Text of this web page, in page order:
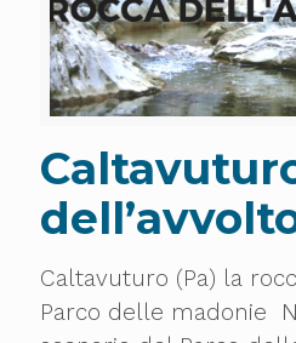
Caltavuturo (Pa) la
Parco delle madonie